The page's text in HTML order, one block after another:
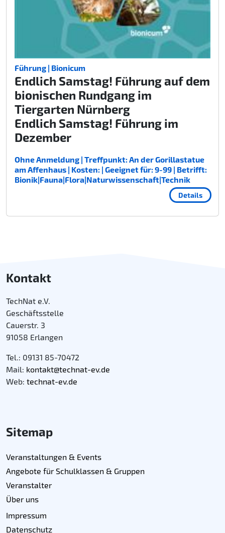
Führung | Bionicum
Endlich Samstag! Führung auf dem
bionischen Rundgang im
Tiergarten Nürnberg
Endlich Samstag! Führung im
Dezember
Ohne Anmeldung | Treffpunkt: An der Gorillastatue
am Affenhaus | Kosten: | Geeignet für: 9-99 | Betrifft:
Bionik|Fauna|Flora|Naturwissenschaft|Technik
Details
Kontakt
TechNat e.V.
Geschäftsstelle
Cauerstr. 3
91058 Erlangen
Tel.: 09131 85-70472
Mail: kontakt@technat-ev.de
Web: technat-ev.de
Sitemap
Veranstaltungen & Events
Angebote für Schulklassen & Gruppen
Veranstalter
Über uns
Impressum
Datenschutz